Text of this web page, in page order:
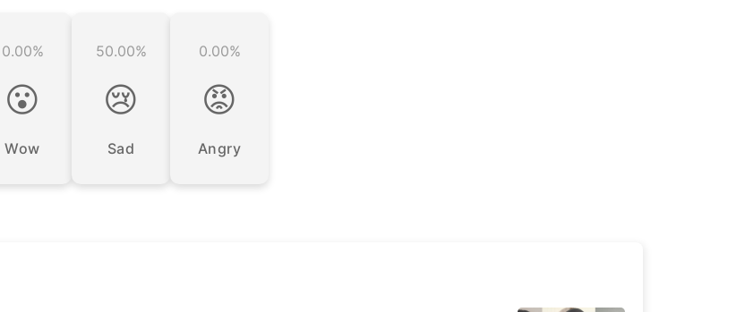
0.00%
😮
Wow
50.00%
😢
Sad
0.00%
😡
Angry